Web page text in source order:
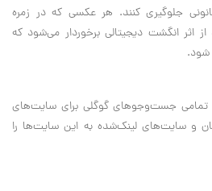
جلوگیری کنند. هر عکسی که در زمره
اثر انگشت دیجیتالی برخوردار می‌شود که
شود.
تمامی جست‌وجوهای گوگلی برای سایت‌های
و سایت‌های لینک‌شده به این سایت‌ها را